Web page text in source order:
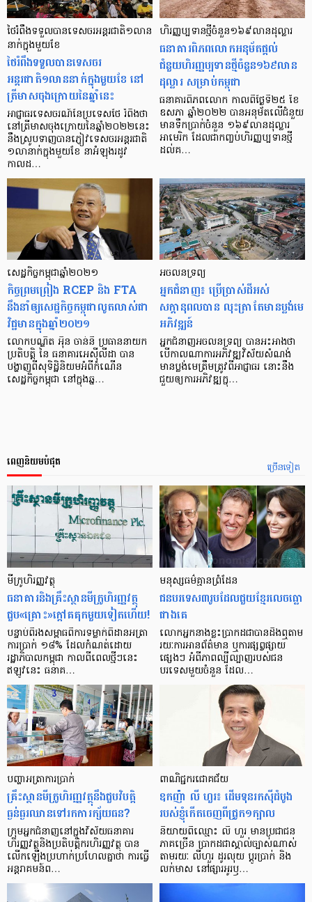
ថៃរំពឹងទទួលបានទេសចរអន្តរជាតិ១លាន
នាក់ក្នុងមួយខែ
ថៃរំពឹងទទួលបានទេសចរ
អន្តរជាតិ១លាននាក់ក្នុងមួយខែ នៅ
ត្រីមាសចុងក្រោយនៃឆ្នាំនេះ
អាជ្ញាធរទេសចរណ៍នៃប្រទេសថៃ រំពឹងថា
នៅត្រីមាសចុងក្រោយនៃឆ្នាំ២០២២នេះ
នឹងស្រូបទាញបានភ្ញៀវទេសចរអន្តរជាតិ
១លានាក់ក្នុងមួយខែ នាអំឡុងរដូវ
កាលដ…
ហិរញ្ញប្បទានថ្មីចំនួន១៦៩លានដុល្លារ
ធនាគារពិភពលោកអនុម័តផ្តល់
ជំនួយហិរញ្ញប្បទានថ្មីចំនួន១៦៩លាន
ដុល្លារ សម្រាប់កម្ពុជា
ធនាគារពិភពលោក កាលពីថ្ងៃទី២៥ ខែ
ឧសភា ឆ្នាំ២០២២ បានអនុម័តលើជំនួយ
មានទឹកប្រាក់ចំនួន ១៦៩លានដុល្លារ
អាមេរិក ដែលជាកញ្ចប់ហិរញ្ញប្បទានថ្មី
ដល់គ…
សេដ្ឋកិច្ច​កម្ពុជា​ឆ្នាំ​២០២១
កិច្ចព្រមព្រៀង RCEP និង FTA
នឹង​នាំឲ្យសេដ្ឋកិច្ចកម្ពុជា​លូតលាស់​ជា​
វិជ្ជមាន​ក្នុង​ឆ្នាំ២០២១
លោកបណ្ឌិត អុិន ចាន់នី ប្រធាន​នាយក
ប្រតិបត្តិ នៃ ធនាគារ​​អេស៊ីលីដា បាន​
បង្ហាញ​ពី​សុទិដ្ឋិនិយម​​អំពី​កំណើន​
សេដ្ឋកិច្ច​កម្ពុជា នៅ​ក្នុង​ឆ្ន…
អចលនទ្រព្យ
អ្នកជំនាញ៖ ប្រើប្រាស់​ដី​អស់​
សក្ដានុពល​បាន លុះត្រា​តែ​មាន​ប្លង់​មេ​
អភិវឌ្ឍន៍
អ្នក​ជំនាញ​អចលនទ្រព្យ បាន​អះអាង​ថា
បើ​កាលណា​ការ​អភិវឌ្ឍ​វិស័យ​សំណង់
មាន​ប្លង់មេ​ត្រឹមត្រូវ​ពី​អាជ្ញាធរ នោះ​នឹង​
ជួយ​ឲ្យ​ការ​អភិវឌ្ឍ​ក្នុ…
ច្រើនទៀត
ពេញនិយមបំផុត
មីក្រូ​ហិរញ្ញវត្ថុ
ធនាគារ​និង​គ្រឹះស្ថាន​មីក្រូ​ហិរញ្ញវត្ថុ​
ជួប«គ្រោះ»ក្តៅ​គគុក​មួយ​ទៀត​ហើយ!
បន្ទាប់​ពី​រង​សម្ពាធ​​ពី​ការ​ទម្លាក់​ពិដាន​អត្រា​
ការ​ប្រាក់ ១៨​% ដែល​កំណត់​ដោយ​
រដ្ឋាភិបាល​កម្ពុជា កាល​ពី​ពេល​ថ្មីៗ​នេះ
ឥឡូវ​នេះ ធនាគ…
មនុស្ស​ធម៌​គ្មាន​ព្រំដែន
ជន​បរទេស​៣​រូប​ដែល​ជួយ​ខ្មែរ​លេច​ធ្លោ​
ជាង​គេ
លោកអ្នក​នាង​ខ្លះ​ប្រាកដ​ជា​បាន​​ដឹង​ឮ​តាម​
រយៈ​ការ​អាន​ព័ត៌មាន ឬ​ការ​ផ្សព្វផ្សាយ​
ផ្សេងៗ អំពី​ភាព​ល្បីល្បាញ​របស់​ជន​
បរទេស​មួយ​ចំនួន ដែល…
បញ្ហា​អត្រា​ការប្រាក់
គ្រឹះស្ថាន​មីក្រូ​ហិរញ្ញវត្ថុ​នឹង​ជួប​វិបត្តិ​
ធ្ងន់ធ្ងរ​ឈាន​ទៅ​រក​ការ​ក្ស័យធន?
ក្រុម​អ្នក​ជំនាញ​នៅ​ក្នុង​វិស័យ​ធនាគារ
ហិរញ្ញវត្ថុ​និង​ប្រតិបត្តិករ​ហិរញ្ញ​វត្ថុ បាន​​
លើក​ឡើង​ប្រហាក់​ប្រហែល​គ្នា​ថា ការ​ធ្វើ​
អន្តរាគមន៍​ព…
ពាណិជ្ជករជោគជ័យ
ឧកញ៉ា លី ហួរ៖ ដើមទុនរកស៊ីដំបូង
របស់ខ្ញុំកើតចេញពីជ្រូក១ក្បាល
និយាយ​ពី​ឈ្មោះ លី ហួរ មាន​ប្រជាជន​
ភាគ​ច្រើន ប្រាកដ​ជា​ស្គាល់​ច្បាស់​ណាស់
តាមរយៈ លីហួរ ដូរ​លុយ ប្តូរ​បា្រក់ និង​
លក់​មាស នៅ​ផ្សារ​អូរ​ឫ…